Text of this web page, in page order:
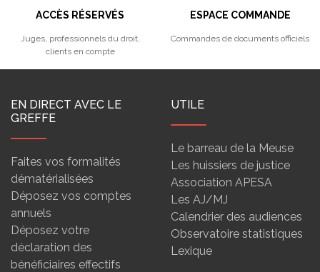
ACCÈS RÉSERVÉS
Juges, professionnels du droit,
clients en compte
ESPACE COMMANDE
Commandes de documents officiels
EN DIRECT AVEC LE
GREFFE
Faites vos formalités
dématérialisées
Déposez vos comptes
annuels
Déposez votre
déclaration des
bénéficiaires effectifs
UTILE
Le barreau de la Meuse
Les huissiers de justice
Association APESA
Les AJ/MJ
Calendrier des audiences
Observatoire statistiques
Lexique